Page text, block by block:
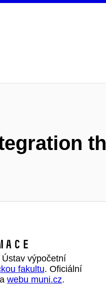
výpočetní
fakultu. Oficiální
webu muni.cz.